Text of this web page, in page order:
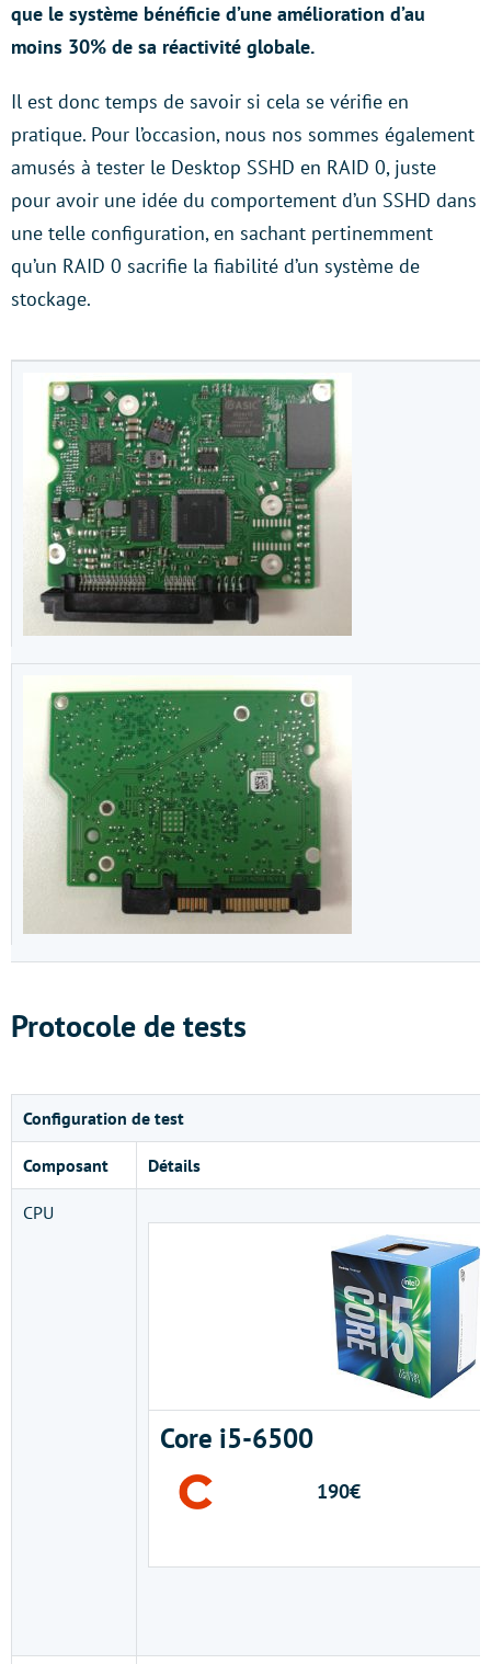
que le système bénéficie d’une amélioration d’au
moins 30% de sa réactivité globale.
Il est donc temps de savoir si cela se vérifie en
pratique. Pour l’occasion, nous nos sommes également
amusés à tester le Desktop SSHD en RAID 0, juste
pour avoir une idée du comportement d’un SSHD dans
une telle configuration, en sachant pertinemment
qu’un RAID 0 sacrifie la fiabilité d’un système de
stockage.
Protocole de tests
Configuration de test
Composant Détails
CPU
Core i5-6500
190€